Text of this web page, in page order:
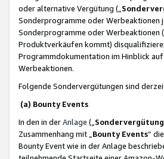
oder alternative Vergütung („
Sonderprogramme oder
Sonderprogramme oder Werbeaktionen
Produktverkäufen kommt)
Programmdokumentation im Hinblick
Werbeaktionen.
Folgende Sondervergütungen sind
(a) Bounty Events
In den in derAnlage („ Sondervergütung
Zusammenhang mit „ Bounty Events“
Bounty Event wie in der Anlage